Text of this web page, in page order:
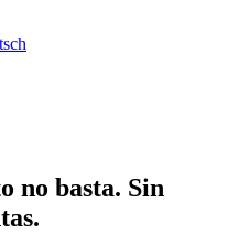
no basta. Sin